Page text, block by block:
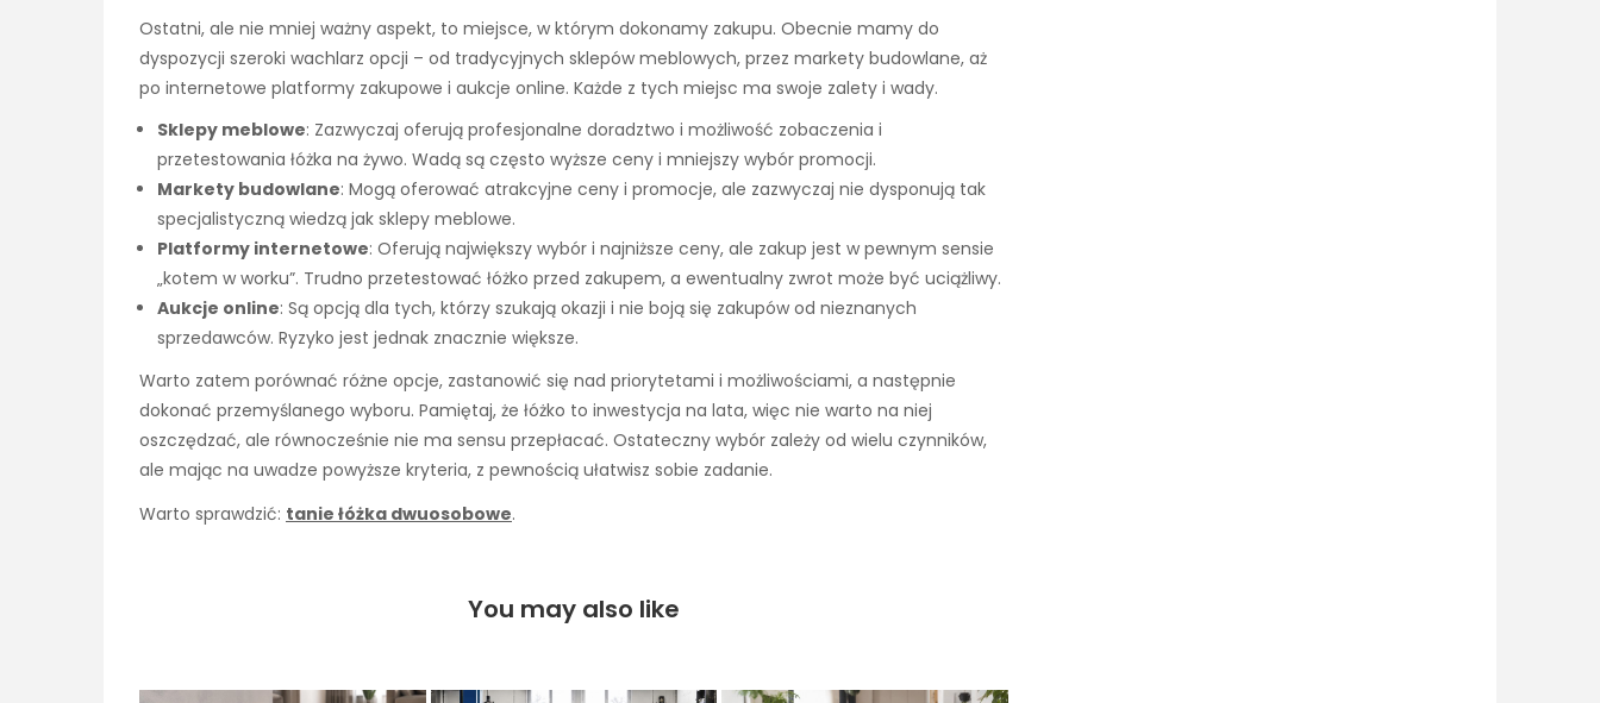
Ostatni, ale nie mniej ważny aspekt, to miejsce, w którym dokonamy zakupu. Obecnie mamy do
dyspozycji szeroki wachlarz opcji – od tradycyjnych sklepów meblowych, przez markety budowlane, aż
po internetowe platformy zakupowe i aukcje online. Każde z tych miejsc ma swoje zalety i wady.
Sklepy meblowe: Zazwyczaj oferują profesjonalne doradztwo i możliwość zobaczenia i
przetestowania łóżka na żywo. Wadą są często wyższe ceny i mniejszy wybór promocji.
Markety budowlane: Mogą oferować atrakcyjne ceny i promocje, ale zazwyczaj nie dysponują tak
specjalistyczną wiedzą jak sklepy meblowe.
Platformy internetowe: Oferują największy wybór i najniższe ceny, ale zakup jest w pewnym sensie
„kotem w worku”. Trudno przetestować łóżko przed zakupem, a ewentualny zwrot może być uciążliwy.
Aukcje online: Są opcją dla tych, którzy szukają okazji i nie boją się zakupów od nieznanych
sprzedawców. Ryzyko jest jednak znacznie większe.
Warto zatem porównać różne opcje, zastanowić się nad priorytetami i możliwościami, a następnie
dokonać przemyślanego wyboru. Pamiętaj, że łóżko to inwestycja na lata, więc nie warto na niej
oszczędzać, ale równocześnie nie ma sensu przepłacać. Ostateczny wybór zależy od wielu czynników,
ale mając na uwadze powyższe kryteria, z pewnością ułatwisz sobie zadanie.
Warto sprawdzić: tanie łóżka dwuosobowe.
You may also like